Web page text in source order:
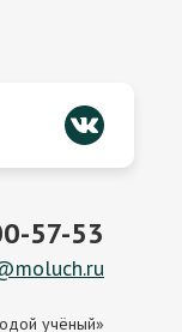
57-53
учёный»